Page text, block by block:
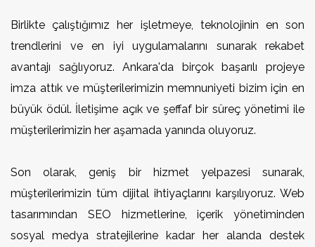
Birlikte çalıştığımız her işletmeye, teknolojinin en son
trendlerini ve en iyi uygulamalarını sunarak rekabet
avantajı sağlıyoruz. Ankara'da birçok başarılı projeye
imza attık ve müşterilerimizin memnuniyeti bizim için en
büyük ödül. İletişime açık ve şeffaf bir süreç yönetimi ile
müşterilerimizin her aşamada yanında oluyoruz.
Son olarak, geniş bir hizmet yelpazesi sunarak,
müşterilerimizin tüm dijital ihtiyaçlarını karşılıyoruz. Web
tasarımından SEO hizmetlerine, içerik yönetiminden
sosyal medya stratejilerine kadar her alanda destek